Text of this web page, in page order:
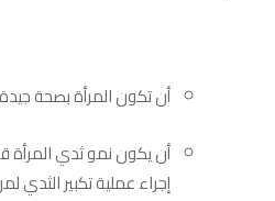
أن تكون المرأة بصحة
أن يكون نمو ثدي المرأة
إجراء عملية تكبير الثدي لمن